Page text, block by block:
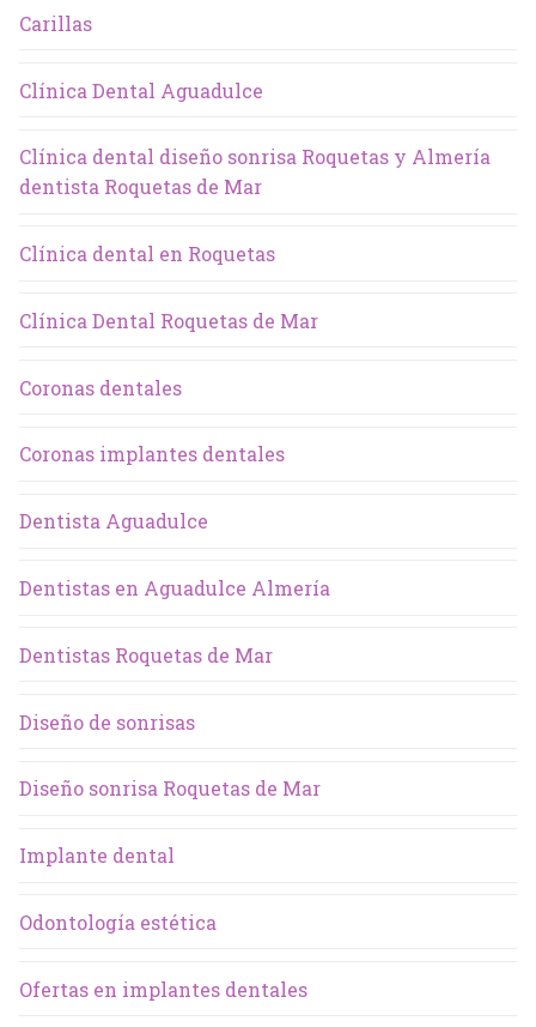
Carillas
Clínica Dental Aguadulce
Clínica dental diseño sonrisa Roquetas y Almería
dentista Roquetas de Mar
Clínica dental en Roquetas
Clínica Dental Roquetas de Mar
Coronas dentales
Coronas implantes dentales
Dentista Aguadulce
Dentistas en Aguadulce Almería
Dentistas Roquetas de Mar
Diseño de sonrisas
Diseño sonrisa Roquetas de Mar
Implante dental
Odontología estética
Ofertas en implantes dentales